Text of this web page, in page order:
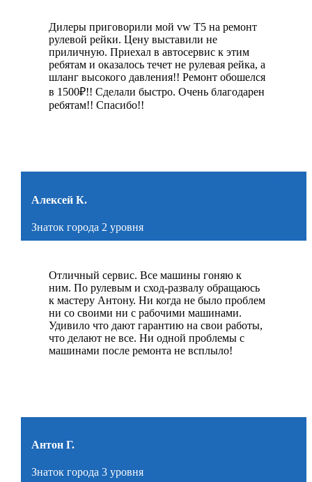
Дилеры приговорили мой vw Т5 на ремонт
рулевой рейки. Цену выставили не
приличную. Приехал в автосервис к этим
ребятам и оказалось течет не рулевая рейка, а
шланг высокого давления!! Ремонт обошелся
в 1500₽!! Сделали быстро. Очень благодарен
ребятам!! Спасибо!!
Алексей К.
Знаток города 2 уровня
Отличный сервис. Все машины гоняю к
ним. По рулевым и сход-развалу обращаюсь
к мастеру Антону. Ни когда не было проблем
ни со своими ни с рабочими машинами.
Удивило что дают гарантию на свои работы,
что делают не все. Ни одной проблемы с
машинами после ремонта не всплыло!
Антон Г.
Знаток города 3 уровня